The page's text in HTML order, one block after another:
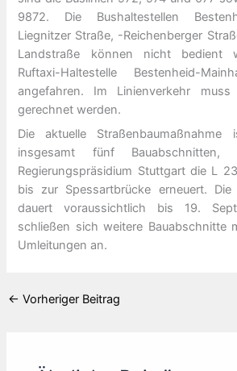
9872. Die Bushaltestellen
Liegnitzer Straße, -Reichenberger
Landstraße können nicht bedient
Ruftaxi-Haltestelle Bestenheid-
angefahren. Im Linienverkehr muss
gerechnet werden.
Die aktuelle
insgesamt fünf
Regierungspräsidium Stuttgart die L
bis zur Spessartbrücke erneuert. Die
dauert voraussichtlich bis 19.
schließen sich weitere Bauabschnitte
Umleitungen an.
← Vorheriger Beitrag